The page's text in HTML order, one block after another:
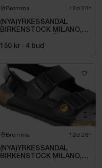
Bromma 12d 23h
(NYA)YRKESSANDAL
BIRKENSTOCK MILANO,
SVART. STL 42
150 kr · 4 bud
Bromma 12d 23h
(NYA)YRKESSANDAL
BIRKENSTOCK MILANO,